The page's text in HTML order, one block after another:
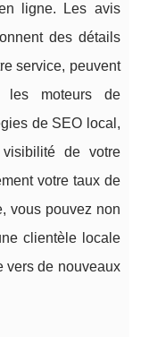
ligne. Les avis
des détails
service, peuvent
les moteurs de
de SEO local,
de votre
votre taux de
vous pouvez non
clientèle locale
vers de nouveaux